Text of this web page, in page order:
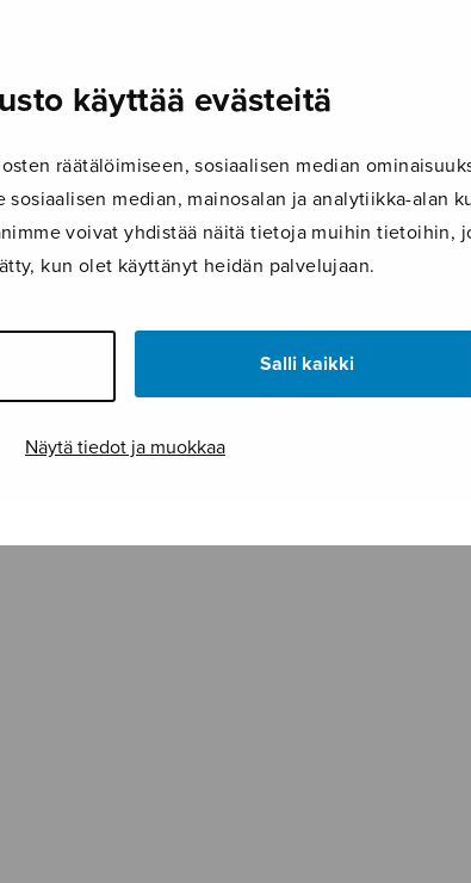
käyttää evästeitä
räätälöimiseen, sosiaalisen median
sosiaalisen median, mainosalan ja analytiikka-alan
voivat yhdistää näitä tietoja muihin tietoihin,
kun olet käyttänyt heidän palvelujaan.
Salli kaikki
Näytä tiedot ja muokkaa